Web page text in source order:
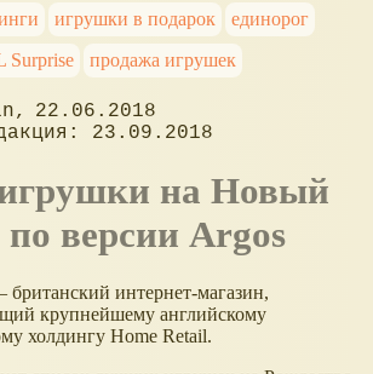
игрушки в подарок
единорог
Surprise продажа игрушек
22.06.2018
23.09.2018
по версии Argos
британский интернет-магазин,
крупнейшему английскому
холдингу Home Retail.